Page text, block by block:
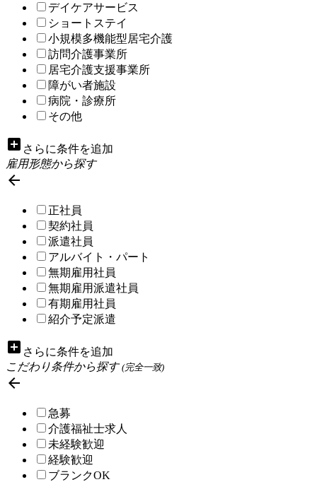
デイケアサービス
ショートステイ
小規模多機能型居宅介護
訪問介護事業所
居宅介護支援事業所
障がい者施設
病院・診療所
その他
add_box さらに条件を追加
雇用形態から探す

正社員
契約社員
派遣社員
アルバイト・パート
無期雇用社員
無期雇用派遣社員
有期雇用社員
紹介予定派遣
add_box さらに条件を追加
こだわり条件から探す(完全一致)

急募
介護福祉士求人
未経験歓迎
経験歓迎
ブランクOK